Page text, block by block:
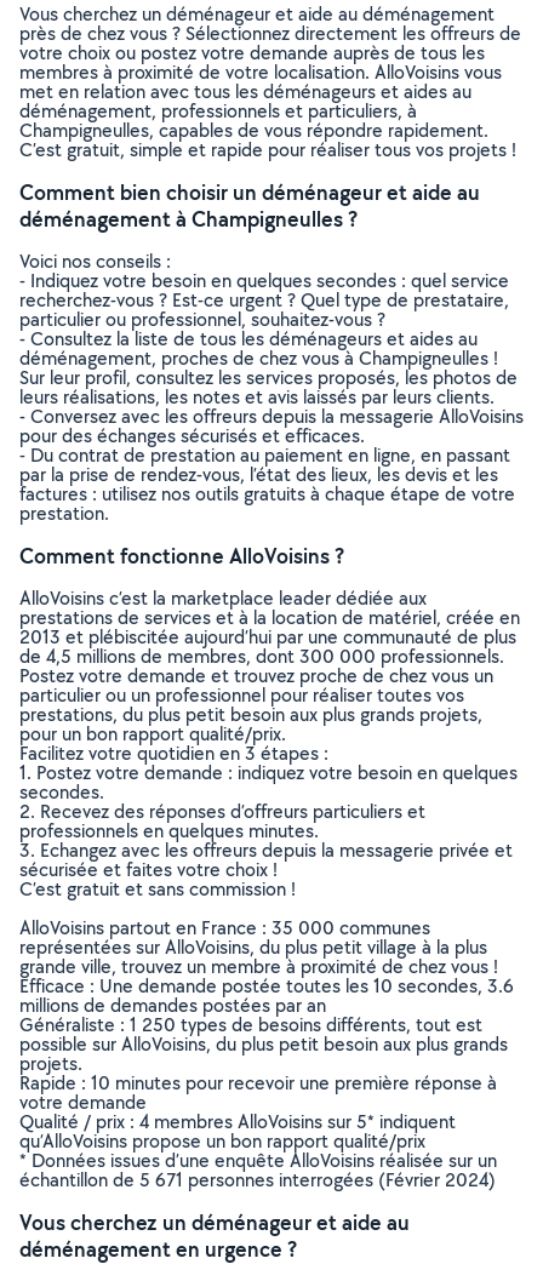
Vous cherchez un déménageur et aide au déménagement
près de chez vous ? Sélectionnez directement les offreurs de
votre choix ou postez votre demande auprès de tous les
membres à proximité de votre localisation. AlloVoisins vous
met en relation avec tous les déménageurs et aides au
déménagement, professionnels et particuliers, à
Champigneulles, capables de vous répondre rapidement.
C’est gratuit, simple et rapide pour réaliser tous vos projets !
Comment bien choisir un déménageur et aide au
déménagement à Champigneulles ?
Voici nos conseils :
- Indiquez votre besoin en quelques secondes : quel service
recherchez-vous ? Est-ce urgent ? Quel type de prestataire,
particulier ou professionnel, souhaitez-vous ?
- Consultez la liste de tous les déménageurs et aides au
déménagement, proches de chez vous à Champigneulles !
Sur leur profil, consultez les services proposés, les photos de
leurs réalisations, les notes et avis laissés par leurs clients.
- Conversez avec les offreurs depuis la messagerie AlloVoisins
pour des échanges sécurisés et efficaces.
- Du contrat de prestation au paiement en ligne, en passant
par la prise de rendez-vous, l’état des lieux, les devis et les
factures : utilisez nos outils gratuits à chaque étape de votre
prestation.
Comment fonctionne AlloVoisins ?
AlloVoisins c’est la marketplace leader dédiée aux
prestations de services et à la location de matériel, créée en
2013 et plébiscitée aujourd’hui par une communauté de plus
de 4,5 millions de membres, dont 300 000 professionnels.
Postez votre demande et trouvez proche de chez vous un
particulier ou un professionnel pour réaliser toutes vos
prestations, du plus petit besoin aux plus grands projets,
pour un bon rapport qualité/prix.
Facilitez votre quotidien en 3 étapes :
1. Postez votre demande : indiquez votre besoin en quelques
secondes.
2. Recevez des réponses d’offreurs particuliers et
professionnels en quelques minutes.
3. Echangez avec les offreurs depuis la messagerie privée et
sécurisée et faites votre choix !
C’est gratuit et sans commission !
AlloVoisins partout en France : 35 000 communes
représentées sur AlloVoisins, du plus petit village à la plus
grande ville, trouvez un membre à proximité de chez vous !
Efficace : Une demande postée toutes les 10 secondes, 3.6
millions de demandes postées par an
Généraliste : 1 250 types de besoins différents, tout est
possible sur AlloVoisins, du plus petit besoin aux plus grands
projets.
Rapide : 10 minutes pour recevoir une première réponse à
votre demande
Qualité / prix : 4 membres AlloVoisins sur 5* indiquent
qu’AlloVoisins propose un bon rapport qualité/prix
* Données issues d’une enquête AlloVoisins réalisée sur un
échantillon de 5 671 personnes interrogées (Février 2024)
Vous cherchez un déménageur et aide au
déménagement en urgence ?